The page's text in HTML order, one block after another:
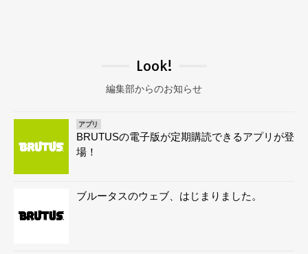
Look!
編集部からのお知らせ
アプリ
BRUTUSの電子版が定期購読できるアプリが登
場！
ブルータスのウェブ、はじまりました。